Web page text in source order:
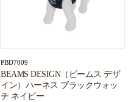
PBD7009
BEAMS DESIGN（ビームス デザ
イン）ハーネス ブラックウォッ
チ ネイビー